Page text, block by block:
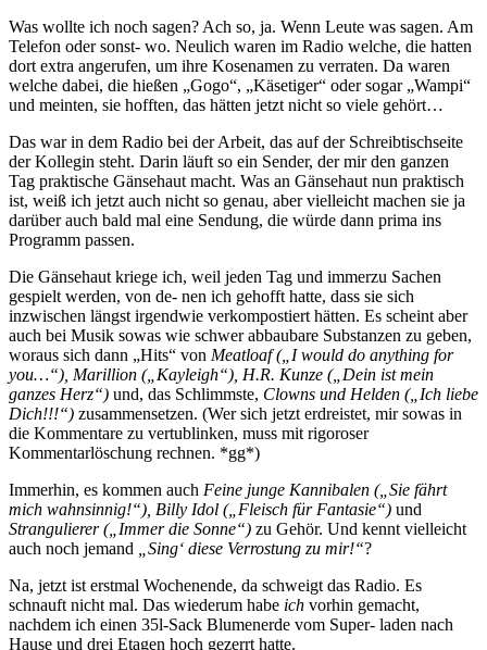
Was wollte ich noch sagen? Ach so, ja. Wenn Leute was sagen. Am
Telefon oder sonst- wo. Neulich waren im Radio welche, die hatten
dort extra angerufen, um ihre Kosenamen zu verraten. Da waren
welche dabei, die hießen „Gogo“, „Käsetiger“ oder sogar „Wampi“
und meinten, sie hofften, das hätten jetzt nicht so viele gehört…
Das war in dem Radio bei der Arbeit, das auf der Schreibtischseite
der Kollegin steht. Darin läuft so ein Sender, der mir den ganzen
Tag praktische Gänsehaut macht. Was an Gänsehaut nun praktisch
ist, weiß ich jetzt auch nicht so genau, aber vielleicht machen sie ja
darüber auch bald mal eine Sendung, die würde dann prima ins
Programm passen.
Die Gänsehaut kriege ich, weil jeden Tag und immerzu Sachen
gespielt werden, von de- nen ich gehofft hatte, dass sie sich
inzwischen längst irgendwie verkompostiert hätten. Es scheint aber
auch bei Musik sowas wie schwer abbaubare Substanzen zu geben,
woraus sich dann „Hits“ von Meatloaf („I would do anything for
you…“), Marillion („Kayleigh“), H.R. Kunze („Dein ist mein
ganzes Herz“) und, das Schlimmste, Clowns und Helden („Ich liebe
Dich!!!“) zusammensetzen. (Wer sich jetzt erdreistet, mir sowas in
die Kommentare zu vertublinken, muss mit rigoroser
Kommentarlöschung rechnen. *gg*)
Immerhin, es kommen auch Feine junge Kannibalen („Sie fährt
mich wahnsinnig!“), Billy Idol („Fleisch für Fantasie“) und
Strangulierer („Immer die Sonne“) zu Gehör. Und kennt vielleicht
auch noch jemand
„Sing‘ diese Verrostung zu mir!“?
Na, jetzt ist erstmal Wochenende, da schweigt das Radio. Es
schnauft nicht mal. Das wiederum habe ich vorhin gemacht,
nachdem ich einen 35l-Sack Blumenerde vom Super- laden nach
Hause und drei Etagen hoch gezerrt hatte.